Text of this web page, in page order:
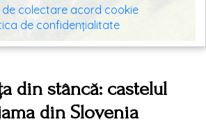
din stâncă: castelul
din Slovenia
de colectare acord cookie
de confidențialitate